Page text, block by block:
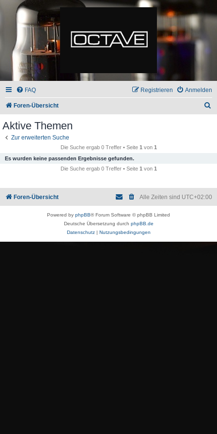
FAQ Anmelden
Registrieren
Foren-Übersicht
Aktive Themen
Zur erweiterten Suche
Die Suche ergab 0 Treffer • Seite 1von 1
Es wurden keine passenden Ergebnisse gefunden.
Die Suche ergab 0 Treffer • Seite 1von 1
Foren-Übersicht Alle Zeiten sind UTC+02:00
Powered by phpBB® Forum Software © phpBB Limited
Deutsche Übersetzung durch phpBB.de
Datenschutz| Nutzungsbedingungen